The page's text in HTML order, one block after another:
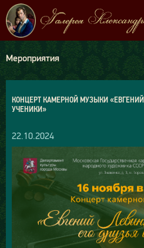
Мероприятия
КОНЦЕРТ КАМЕРНОЙ МУЗЫКИ
УЧЕНИКИ»
22.10.2024